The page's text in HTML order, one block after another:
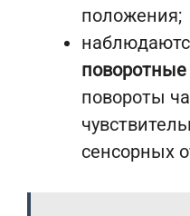
положения;
повороты
сенсорных